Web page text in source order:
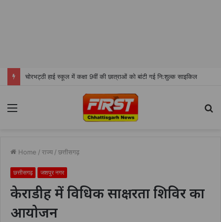
चोरभट्ठी हाई स्कूल में कक्षा 9वीं की छात्राओं को बांटी गई नि:शुल्क साइकिल
Menu
Home / राज्य / छत्तीसगढ़
छत्तीसगढ़ जशपुर नगर
केराडीह में विधिक साक्षरता शिविर का
आयोजन